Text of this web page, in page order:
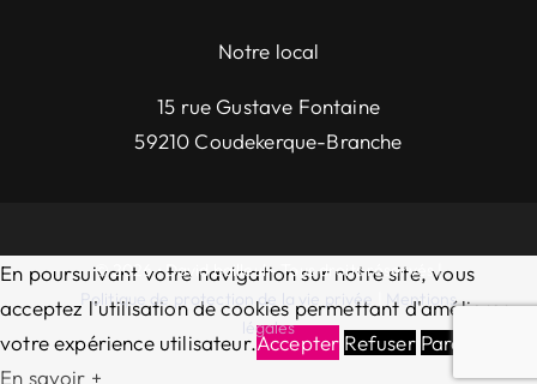
Notre local
15 rue Gustave Fontaine
59210 Coudekerque-Branche
© 2026 • David bailleul - Tous droits réservés |
Politique de protection de la vie privée
Mentions
légales
En poursuivant votre navigation sur notre site, vous
acceptez l'utilisation de cookies permettant d'améliorer
votre expérience utilisateur.Accepter Refuser Paramètres
En savoir +